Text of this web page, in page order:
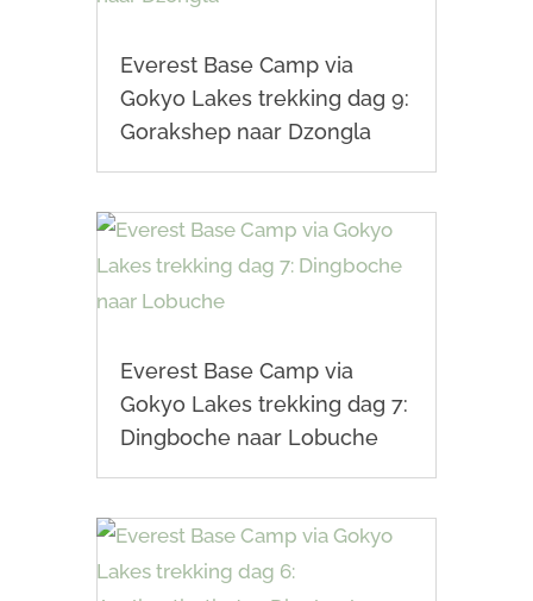
Everest Base Camp via
Gokyo Lakes trekking dag 9:
Gorakshep naar Dzongla
Everest Base Camp via
Gokyo Lakes trekking dag 7:
Dingboche naar Lobuche